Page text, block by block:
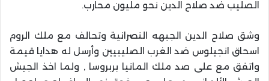
الصليب ضد صلاح الدين نحو مليون محارب.
وشق صلاح الدين الجبهه النصرانية وتحالف مع ملك الروم
اسحاق انجيلوس ضد الغرب الصليبيين وأرسل له هدايا قيمة
واتفق مع على صد ملك المانيا بربروسا , ولما اخذ الجيش